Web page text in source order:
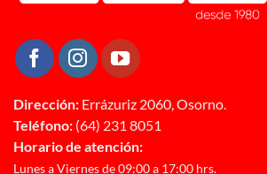
Dirección: Errázuriz 2060, Osorno.
Teléfono: (64) 231 8051
Horario de atención:
Lunes a Viernes de 09:00 a 17:00 hrs.